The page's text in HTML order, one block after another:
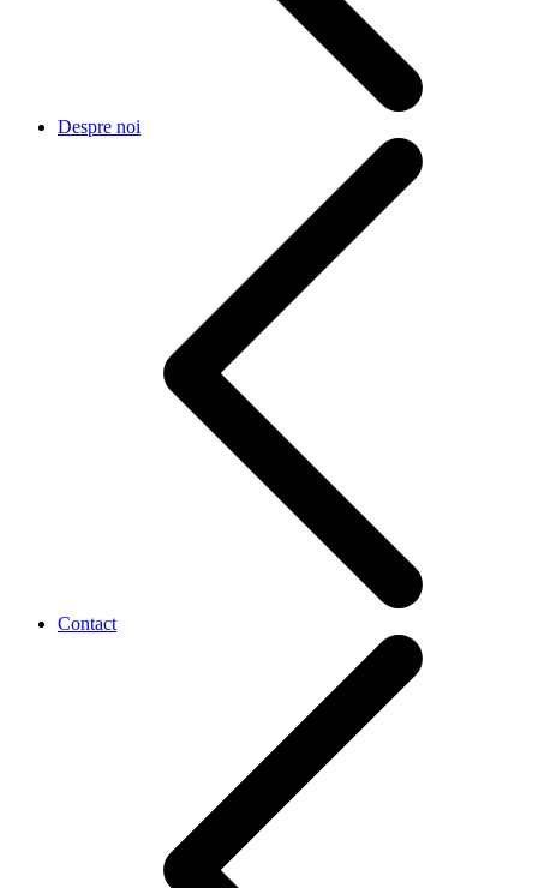
Despre noi
Contact